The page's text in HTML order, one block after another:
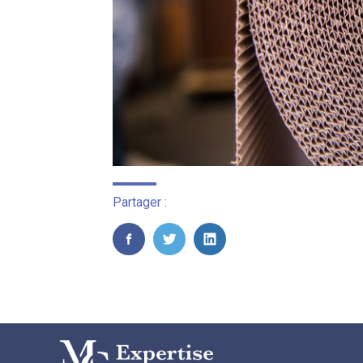
Partager :
FaceBook
TwitterLinkedIn